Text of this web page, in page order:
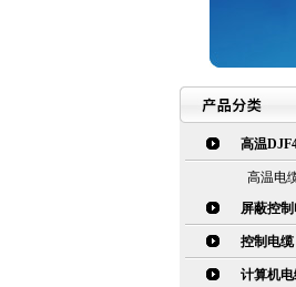
高温
高温电
屏蔽控
控制电缆
计算机